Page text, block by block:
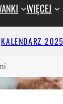
WIĘCEJ
KALENDARZ 2025